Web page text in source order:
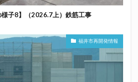
様子8】（2026.7上）鉄筋工事
福井市再開発情報